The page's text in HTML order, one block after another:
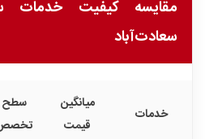
مقایسه کیفیت خدمات
سعادت‌آباد
خدمات
میانگین
قیمت
سطح